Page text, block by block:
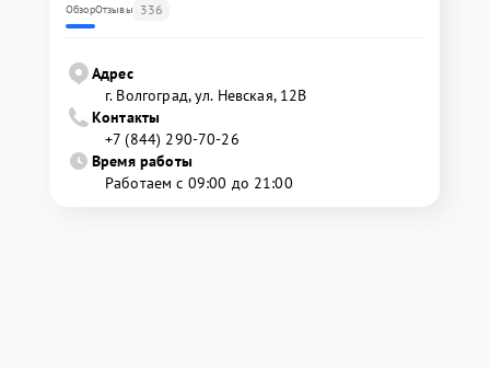
ОбзорОтзывы 336
Адрес
г. Волгоград, ул. Невская, 12В
Контакты
+7 (844) 290-70-26
Время работы
Работаем с 09:00 до 21:00